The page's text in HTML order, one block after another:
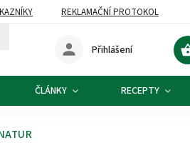
REKLAMAČNÍ PROTOKOL
Přihlášení
ČLÁNKY RECEPTY